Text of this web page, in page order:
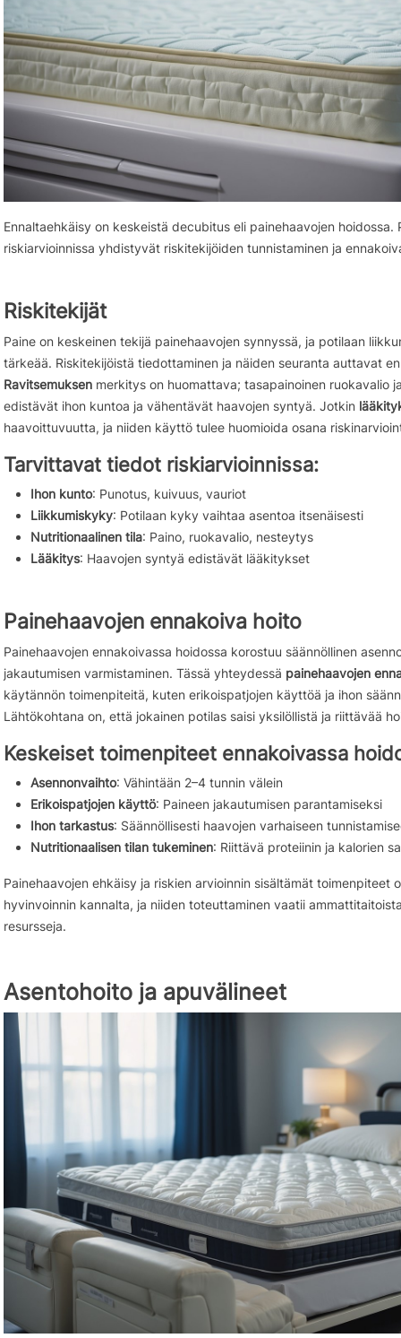
Ennaltaehkäisy on keskeistä decubitus eli painehaavojen hoidossa.
riskiarvioinnissa yhdistyvät riskitekijöiden tunnistaminen ja
Riskitekijät
Paine on keskeinen tekijä painehaavojen synnyssä, ja potilaan
tärkeää. Riskitekijöistä tiedottaminen ja näiden seuranta auttavat
Ravitsemuksen merkitys on huomattava; tasapainoinen ruokavalio
edistävät ihon kuntoa ja vähentävät haavojen syntyä. Jotkin
haavoittuvuutta, ja niiden käyttö tulee huomioida osana
Tarvittavat tiedot riskiarvioinnissa:
Ihon kunto: Punotus, kuivuus, vauriot
Liikkumiskyky: Potilaan kyky vaihtaa asentoa itsenäisesti
Nutritionaalinen tila: Paino, ruokavalio, nesteytys
Lääkitys: Haavojen syntyä edistävät lääkitykset
Painehaavojen ennakoiva hoito
Painehaavojen ennakoivassa hoidossa korostuu säännöllinen
jakautumisen varmistaminen. Tässä yhteydessä painehaavojen
käytännön toimenpiteitä, kuten erikoispatjojen käyttöä ja ihon
Lähtökohtana on, että jokainen potilas saisi yksilöllistä ja riittävää
Keskeiset toimenpiteet ennakoivassa
Asennonvaihto: Vähintään 2–4 tunnin välein
Erikoispatjojen käyttö: Paineen jakautumisen parantamiseksi
Ihon tarkastus: Säännöllisesti haavojen varhaiseen
Nutritionaalisen tilan tukeminen: Riittävä proteiinin ja kalorien
Painehaavojen ehkäisy ja riskien arvioinnin sisältämät toimenpiteet
hyvinvoinnin kannalta, ja niiden toteuttaminen vaatii
resursseja.
Asentohoito ja apuvälineet